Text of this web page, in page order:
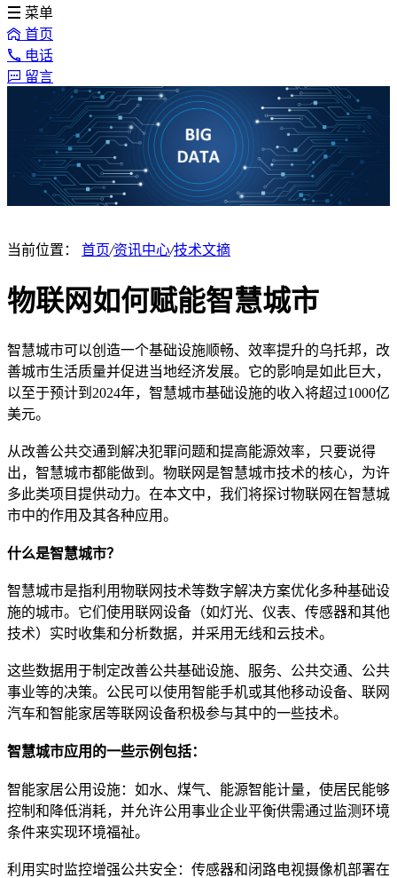
菜单
首页
电话
留言
当前位置： 首页/资讯中心/技术文摘
物联网如何赋能智慧城市
智慧城市可以创造一个基础设施顺畅、效率提升的乌托邦，改
善城市生活质量并促进当地经济发展。它的影响是如此巨大，
以至于预计到2024年，智慧城市基础设施的收入将超过1000亿
美元。
从改善公共交通到解决犯罪问题和提高能源效率，只要说得
出，智慧城市都能做到。物联网是智慧城市技术的核心，为许
多此类项目提供动力。在本文中，我们将探讨物联网在智慧城
市中的作用及其各种应用。
什么是智慧城市？
智慧城市是指利用物联网技术等数字解决方案优化多种基础设
施的城市。它们使用联网设备（如灯光、仪表、传感器和其他
技术）实时收集和分析数据，并采用无线和云技术。
这些数据用于制定改善公共基础设施、服务、公共交通、公共
事业等的决策。公民可以使用智能手机或其他移动设备、联网
汽车和智能家居等联网设备积极参与其中的一些技术。
智慧城市应用的一些示例包括：
智能家居公用设施：如水、煤气、能源智能计量，使居民能够
控制和降低消耗，并允许公用事业企业平衡供需通过监测环境
条件来实现环境福祉。
利用实时监控增强公共安全：传感器和闭路电视摄像机部署在